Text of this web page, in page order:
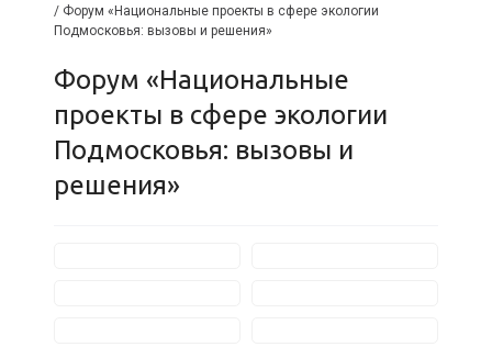
/ Форум «Национальные проекты в сфере экологии
Подмосковья: вызовы и решения»
Форум «Национальные
проекты в сфере экологии
Подмосковья: вызовы и
решения»